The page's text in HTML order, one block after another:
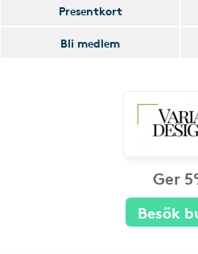
Presentkort
Bli medlem
Ger
Besök